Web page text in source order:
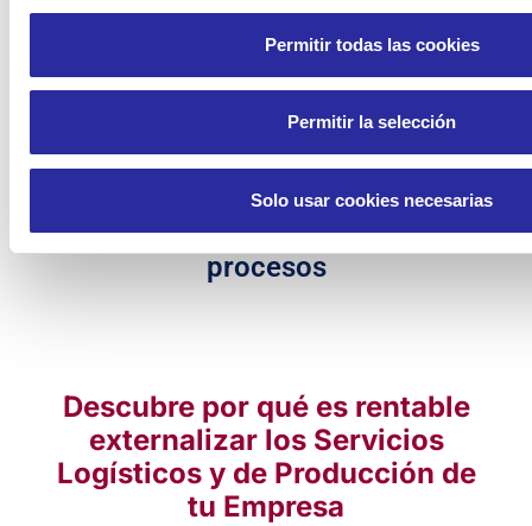
Permitir todas las cookies
Permitir la selección
Solo usar cookies necesarias
Implicación en todos los
procesos
Descubre por qué es rentable
externalizar los Servicios
Logísticos y de Producción de
tu Empresa